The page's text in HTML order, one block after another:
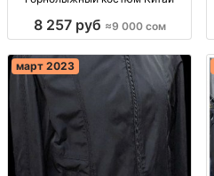
8 257 руб ≈9 000 сом
март 2023